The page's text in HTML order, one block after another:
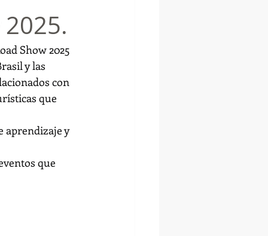
Show 2025
y las
con
que
aprendizaje y
que